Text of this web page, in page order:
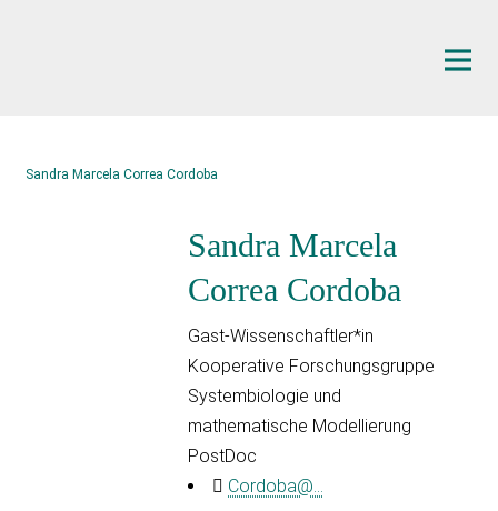
Sandra Marcela Correa Cordoba
Sandra Marcela
Correa Cordoba
Gast-Wissenschaftler*in
Kooperative Forschungsgruppe
Systembiologie und
mathematische Modellierung
PostDoc
Cordoba@...